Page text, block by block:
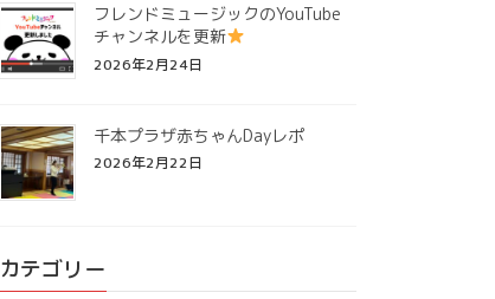
フレンドミュージックのYouTube
チャンネルを更新
2026年2月24日
千本プラザ赤ちゃんDayレポ
2026年2月22日
カテゴリー